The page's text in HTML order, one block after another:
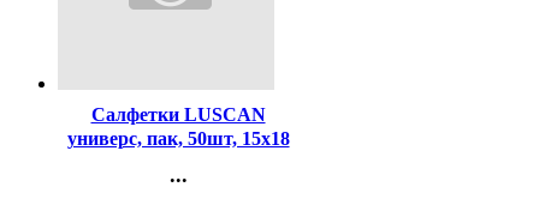
Салфетки LUSCAN
универс, пак, 50шт, 15х18
...